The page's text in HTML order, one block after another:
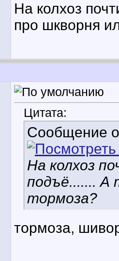
На колхоз
про шкворня
Цитата:
Сообщение
На колхоз
подъё....... А
тормоза?
тормоза,